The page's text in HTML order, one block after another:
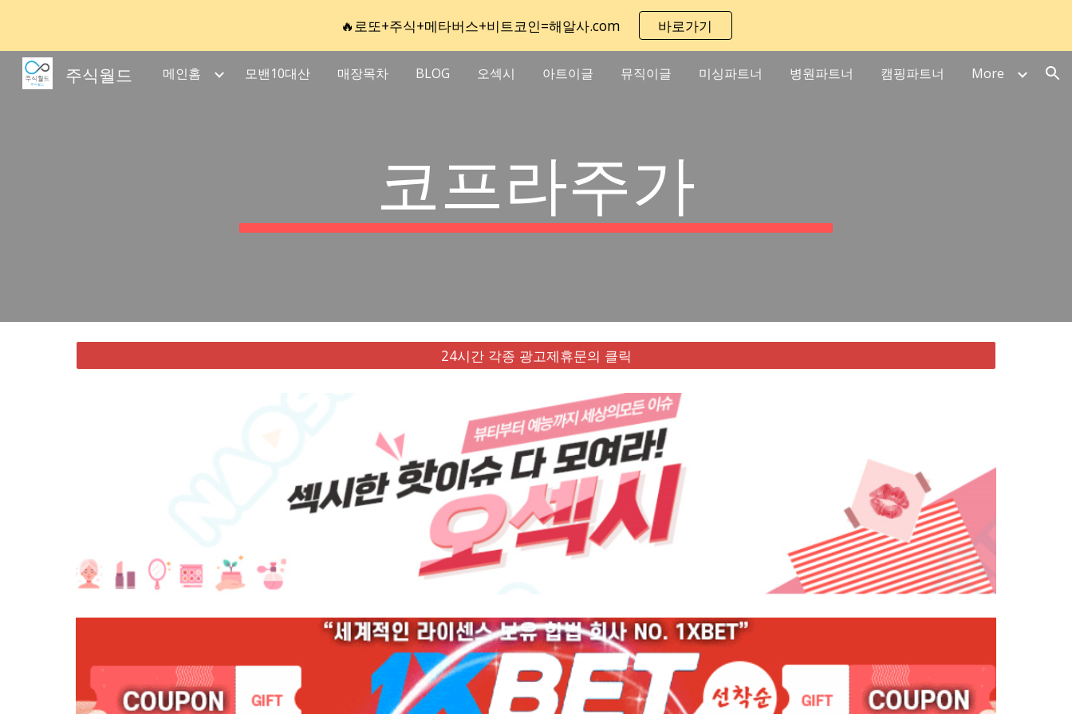
Skip to main content Skip to navigation
🔥로또+주식+메타버스+비트코인=해알사.com 바로가기
주식월드 메인홈 모밴10대산 매장목차 BLOG 오섹시 아트이글 뮤직이글 미싱파트너 병원파트너 캠핑파트너 More
코프라주가
24시간 각종 광고제휴문의 클릭